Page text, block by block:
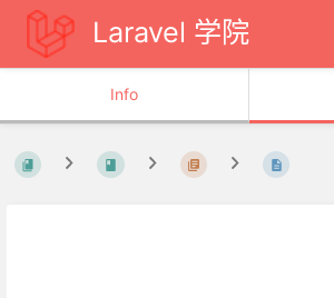
Laravel 学院
Info